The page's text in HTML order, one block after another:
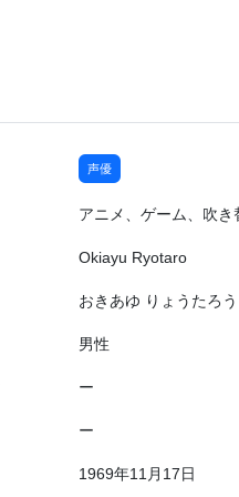
声優
アニメ、ゲーム、吹き
Okiayu Ryotaro
おきあゆ りょうたろう
男性
ー
ー
1969年11月17日